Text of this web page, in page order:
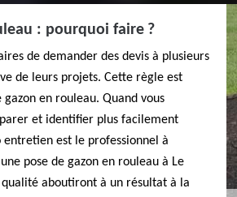
: pourquoi faire ?
de demander des devis à plusieurs
de leurs projets. Cette règle est
en rouleau. Quand vous
et identifier plus facilement
entretien est le professionnel à
pose de gazon en rouleau à Le
aboutiront à un résultat à la